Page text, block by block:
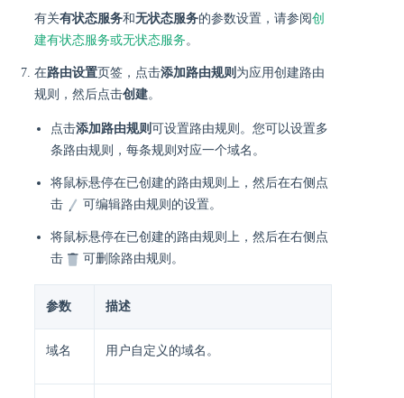
有关有状态服务和无状态服务的参数设置，请参阅创
建有状态服务或无状态服务。
在路由设置页签，点击添加路由规则 为应用创建路由
规则，然后点击创建。
点击添加路由规则 可设置路由规则。您可以设置多
条路由规则，每条规则对应一个域名。
将鼠标悬停在已创建的路由规则上，然后在右侧点
击
可编辑路由规则的设置。
将鼠标悬停在已创建的路由规则上，然后在右侧点
击
可删除路由规则。
参数 描述
域名 用户自定义的域名。